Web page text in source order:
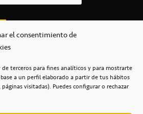
el consentimiento de
terceros para fines analíticos y para mostrarte
a un perfil elaborado a partir de tus hábitos
visitadas). Puedes configurar o rechazar
684